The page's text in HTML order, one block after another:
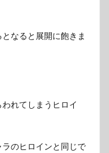
なると展開に飽きま
れてしまうヒロイ
のヒロインと同じで